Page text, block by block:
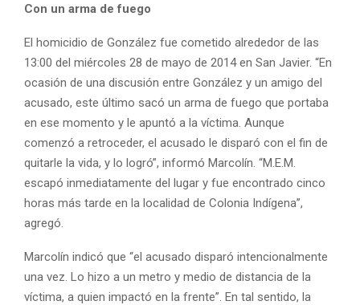
Con un arma de fuego
El homicidio de González fue cometido alrededor de las
13:00 del miércoles 28 de mayo de 2014 en San Javier. “En
ocasión de una discusión entre González y un amigo del
acusado, este último sacó un arma de fuego que portaba
en ese momento y le apuntó a la víctima. Aunque
comenzó a retroceder, el acusado le disparó con el fin de
quitarle la vida, y lo logró”, informó Marcolín. “M.E.M.
escapó inmediatamente del lugar y fue encontrado cinco
horas más tarde en la localidad de Colonia Indígena”,
agregó.
Marcolín indicó que “el acusado disparó intencionalmente
una vez. Lo hizo a un metro y medio de distancia de la
víctima, a quien impactó en la frente”. En tal sentido, la